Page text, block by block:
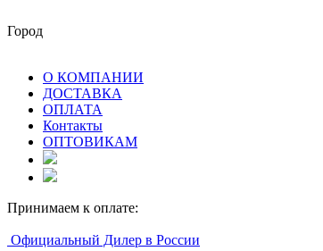
Город
О КОМПАНИИ
ДОСТАВКА
ОПЛАТА
Контакты
ОПТОВИКАМ
Принимаем к оплате:
Официальный Дилер в России